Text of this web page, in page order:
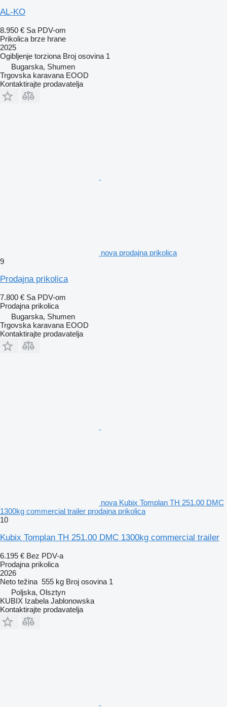
AL-KO
8.950 € Sa PDV-om
Prikolica brze hrane
2025
Ogibljenje torziona Broj osovina 1
Bugarska, Shumen
Trgovska karavana EOOD
Kontaktirajte prodavatelja
nova prodajna prikolica
9
Prodajna prikolica
7.800 € Sa PDV-om
Prodajna prikolica
Bugarska, Shumen
Trgovska karavana EOOD
Kontaktirajte prodavatelja
nova Kubix Tomplan TH 251.00 DMC
1300kg commercial trailer prodajna prikolica
10
Kubix Tomplan TH 251.00 DMC 1300kg commercial trailer
6.195 € Bez PDV-a
Prodajna prikolica
2026
Neto težina 555 kg Broj osovina 1
Poljska, Olsztyn
KUBIX Izabela Jablonowska
Kontaktirajte prodavatelja